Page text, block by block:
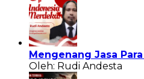
Mengenang Jasa
Oleh: Rudi Andesta